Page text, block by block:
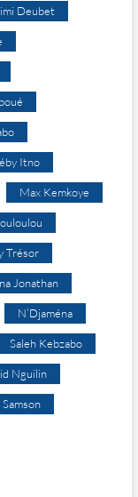
Deubet
Itno
Max Kemkoye
Trésor
Jonathan
N’Djaména
Saleh Kebzabo
Nguilin